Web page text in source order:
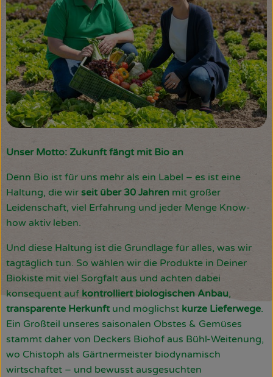
Unser Motto: Zukunft fängt mit Bio an
Denn Bio ist für uns mehr als ein Label – es ist eine
Haltung, die wir seit über 30 Jahren mit großer
Leidenschaft, viel Erfahrung und jeder Menge Know-
how aktiv leben.
Und diese Haltung ist die Grundlage für alles, was wir
tagtäglich tun. So wählen wir die Produkte in Deiner
Biokiste mit viel Sorgfalt aus und achten dabei
konsequent auf kontrolliert biologischen Anbau,
transparente Herkunftund möglichst kurze Lieferwege.
Ein Großteil unseres saisonalen Obstes & Gemüses
stammt daher von Deckers Biohof aus Bühl-Weitenung,
wo Chistoph als Gärtnermeister biodynamisch
wirtschaftet – und bewusst ausgesuchten